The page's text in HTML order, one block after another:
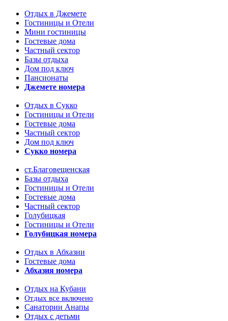
Отдых в Джемете
Гостиницы и Отели
Мини гостиницы
Гостевые дома
Частный сектор
Базы отдыха
Дом под ключ
Пансионаты
Джемете номера
Отдых в Сукко
Гостиницы и Отели
Гостевые дома
Частный сектор
Дом под ключ
Сукко номера
ст.Благовещенская
Базы отдыха
Гостиницы и Отели
Гостевые дома
Частный сектор
Голубицкая
Гостиницы и Отели
Голубицкая номера
Отдых в Абхазии
Гостевые дома
Абхазия номера
Отдых на Кубани
Отдых все включено
Санатории Анапы
Отдых с детьми